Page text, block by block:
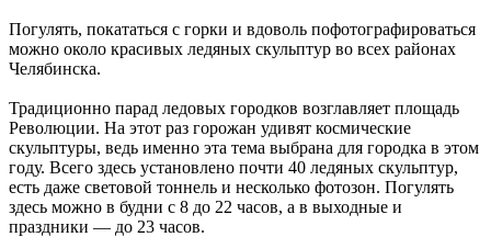
Погулять, покататься с горки и вдоволь пофотографироваться
можно около красивых ледяных скульптур во всех районах
Челябинска.
Традиционно парад ледовых городков возглавляет площадь
Революции. На этот раз горожан удивят космические
скульптуры, ведь именно эта тема выбрана для городка в этом
году. Всего здесь установлено почти 40 ледяных скульптур,
есть даже световой тоннель и несколько фотозон. Погулять
здесь можно в будни с 8 до 22 часов, а в выходные и
праздники — до 23 часов.